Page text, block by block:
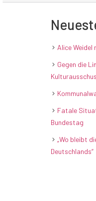
Alice Weidel
Gegen die
Fatale
Bundestag
„Wo bleibt
Deutschlands“